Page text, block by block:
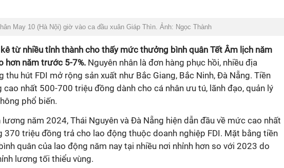
May 10 (Hà Nội) giờ vào ca đầu xuân Giáp Thìn. Ảnh: Ngọc Thành
từ nhiều tỉnh thành cho thấy mức thưởng bình quân Tết Âm lịch năm
hơn năm trước 5-7%. Nguyên nhân là đơn hàng phục hồi, nhiều địa
thu hút FDI mở rộng sản xuất như Bắc Giang, Bắc Ninh, Đà Nẵng. Tiền
cao nhất 500-700 triệu đồng dành cho cá nhân ưu tú, lãnh đạo, quản lý
phổ biến.
lương năm 2024, Thái Nguyên và Đà Nẵng hiện dẫn đầu về mức cao nhất
370 triệu đồng trả cho lao động thuộc doanh nghiệp FDI. Mặt bằng tiền
quân của lao động năm nay tại nhiều nơi nhỉnh hơn so với 2023 do
lương tối thiểu vùng.